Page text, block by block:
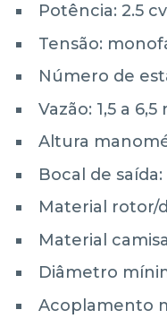
Potência: 2.5 cv
Tensão:
Número de
Vazão: 1,5 a 6,5
Altura
Bocal de saída:
Material rotor/
Material
Diâmetro
Acoplamento